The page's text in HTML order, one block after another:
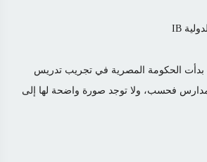
بدأت الحكومة المصرية في تجريب تدريس
الدولية في 3 مدارس فحسب، ولا توجد صورة واضحة لها إلى